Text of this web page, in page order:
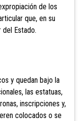
de los
que, en su
Estado.
y quedan bajo la
las estatuas,
inscripciones y,
colocados o se